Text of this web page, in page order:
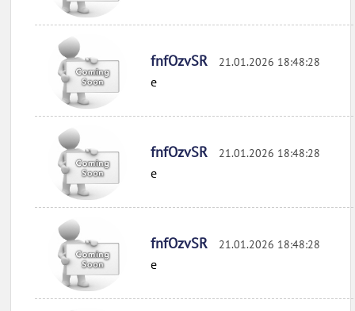
fnfOzvSR 21.01.2026 18:48:28
e
fnfOzvSR 21.01.2026 18:48:28
e
fnfOzvSR 21.01.2026 18:48:28
e